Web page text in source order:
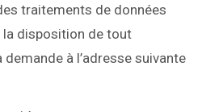
traitements de données
la disposition de tout
à l’adresse suivante